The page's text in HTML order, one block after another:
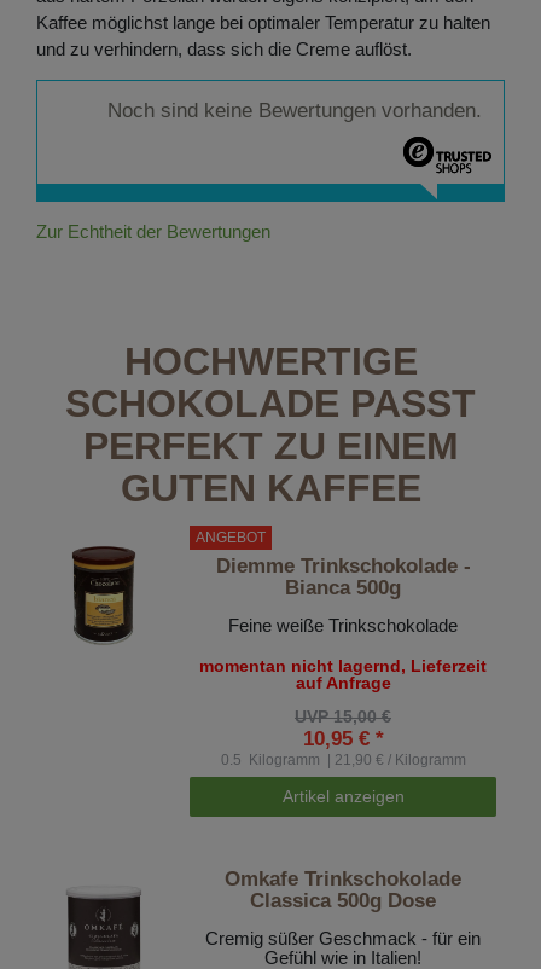
Kaffee möglichst lange bei optimaler Temperatur zu halten
und zu verhindern, dass sich die Creme auflöst.
Noch sind keine Bewertungen vorhanden.
Zur Echtheit der Bewertungen
HOCHWERTIGE
SCHOKOLADE PASST
PERFEKT ZU EINEM
GUTEN KAFFEE
ANGEBOT
Diemme Trinkschokolade -
Bianca 500g
Feine weiße Trinkschokolade
momentan nicht lagernd, Lieferzeit
auf Anfrage
UVP 15,00 €
10,95 € *
0.5 Kilogramm | 21,90 € / Kilogramm
Artikel anzeigen
Omkafe Trinkschokolade
Classica 500g Dose
Cremig süßer Geschmack - für ein
Gefühl wie in Italien!